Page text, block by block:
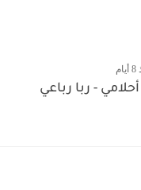
أحلامي - ربا رباعي